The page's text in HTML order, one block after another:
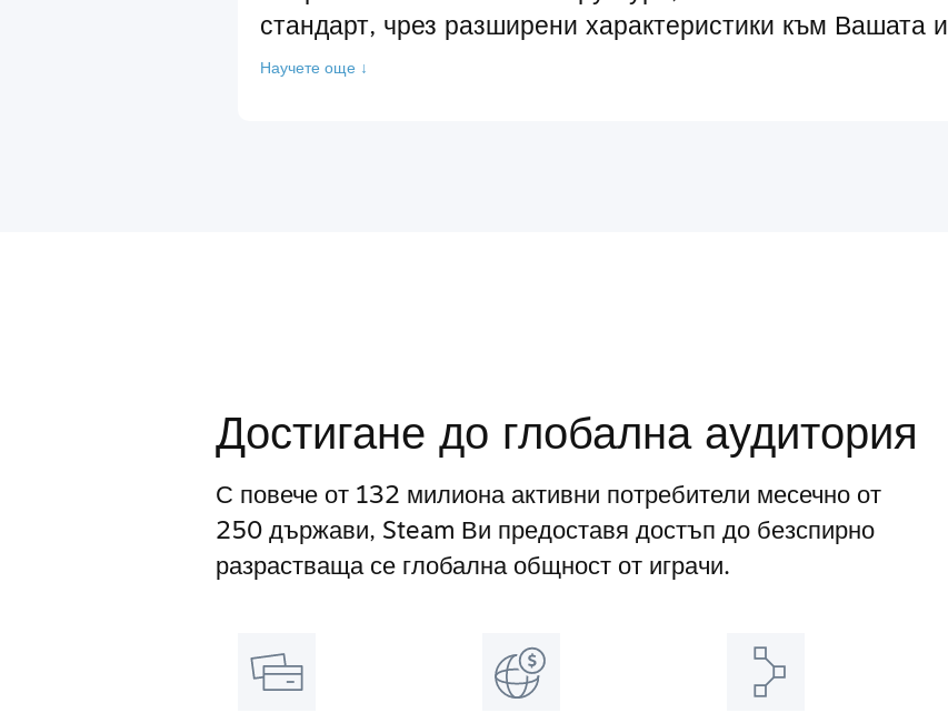
стандарт, чрез разширени характеристики към Вашата
Научете още ↓
Достигане до глобална аудитория
С повече от 132 милиона активни потребители месечно от
250 държави, Steam Ви предоставя достъп до безспирно
разрастваща се глобална общност от играчи.